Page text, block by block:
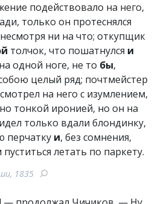
подействовало на него,
только он протеснялся
ни на что; откупщик
толчок, что пошатнулся и
одной ноге, не то бы,
целый ряд; почтмейстер
на него с изумлением,
тонкой иронией, но он на
только вдали блондинку,
перчатку и, без сомнения,
летать по паркету.
1835